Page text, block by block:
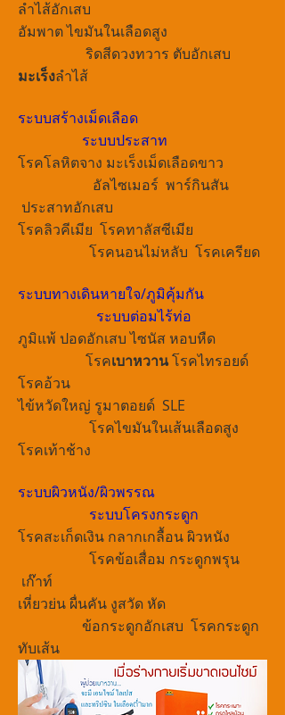
ลำไส้อักเสบ
อัมพาต ไขมันในเลือดสูง
ริดสีดวงทวาร ตับอักเสบ
มะเร็งลำไส้
ระบบสร้างเม็ดเลือด
ระบบประสาท
โรคโลหิตจาง มะเร็งเม็ดเลือดขาว
อัลไซเมอร์ พาร์กินสัน
ประสาทอักเสบ
โรคลิวคีเมีย โรคทาลัสซีเมีย
โรคนอนไม่หลับ โรคเครียด
ระบบทางเดินหายใจ/ภูมิคุ้มกัน
ระบบต่อมไร้ท่อ
ภูมิแพ้ ปอดอักเสบ ไซนัส หอบหืด
โรคเบาหวานโรคไทรอยด์
โรคอ้วน
ไข้หวัดใหญ่ รูมาตอยด์ SLE
โรคไขมันในเส้นเลือดสูง
โรคเท้าช้าง
ระบบผิวหนัง/ผิวพรรณ
ระบบโครงกระดูก
โรคสะเก็ดเงิน กลากเกลื้อน ผิวหนัง
โรคข้อเสื่อม กระดูกพรุน
เก๊าท์
เหี่ยวย่น ผื่นคัน งูสวัด หัด
ข้อกระดูกอักเสบ โรคกระดูก
ทับเส้น